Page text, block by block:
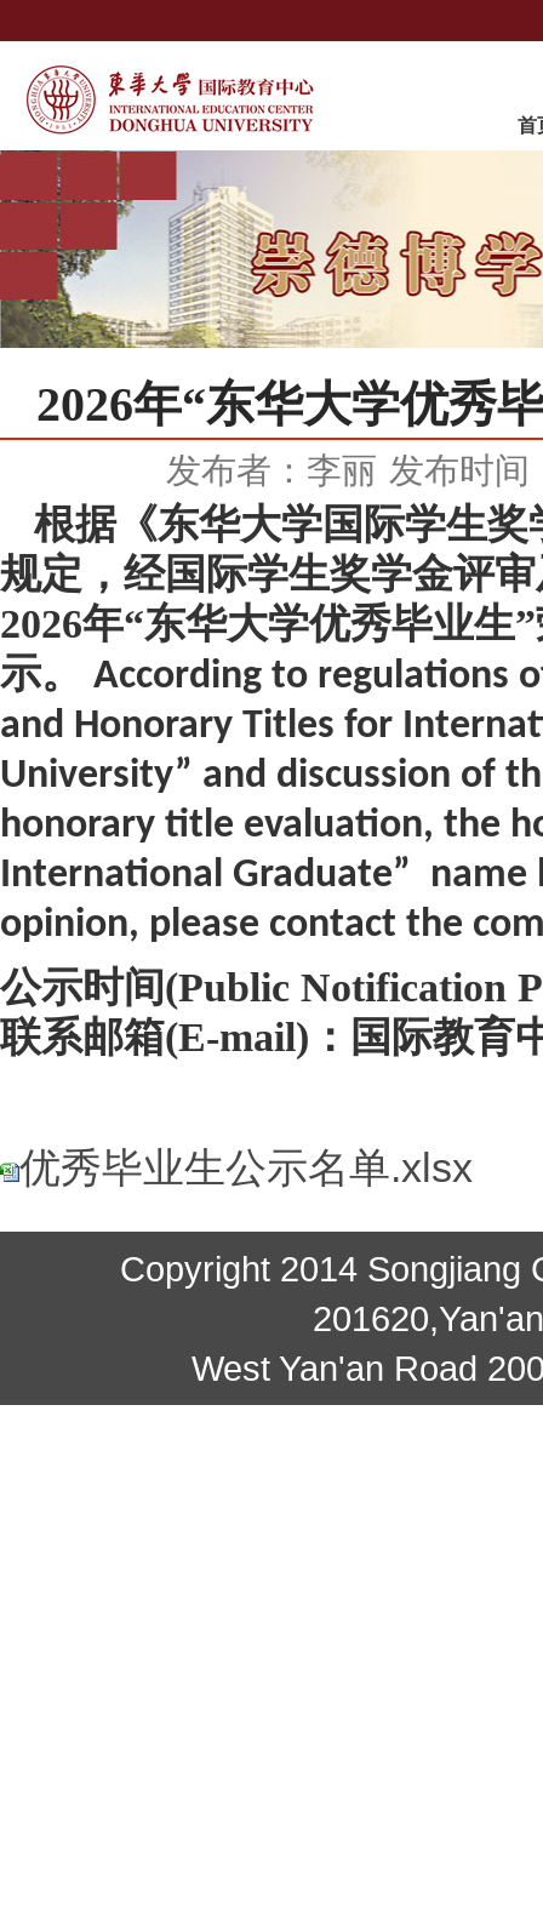
首
2026年“东华大学优秀
发布者：李丽 发布时间
根据《东华大学国际学生
规定，经国际学生奖学金评
2026年“东华大学优秀毕业生”
示。 According to regulations
and Honorary Titles for
University” and discussion of
honorary title evaluation, the
International Graduate” name
opinion, please contact the
公示时间(Public Notification
联系邮箱(E-mail) ：国际教育
优秀毕业生公示名单.xlsx
Copyright 2014 Songjiang
West Yan'an Road